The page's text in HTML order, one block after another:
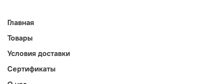
Главная
Товары
Условия доставки
Сертификаты